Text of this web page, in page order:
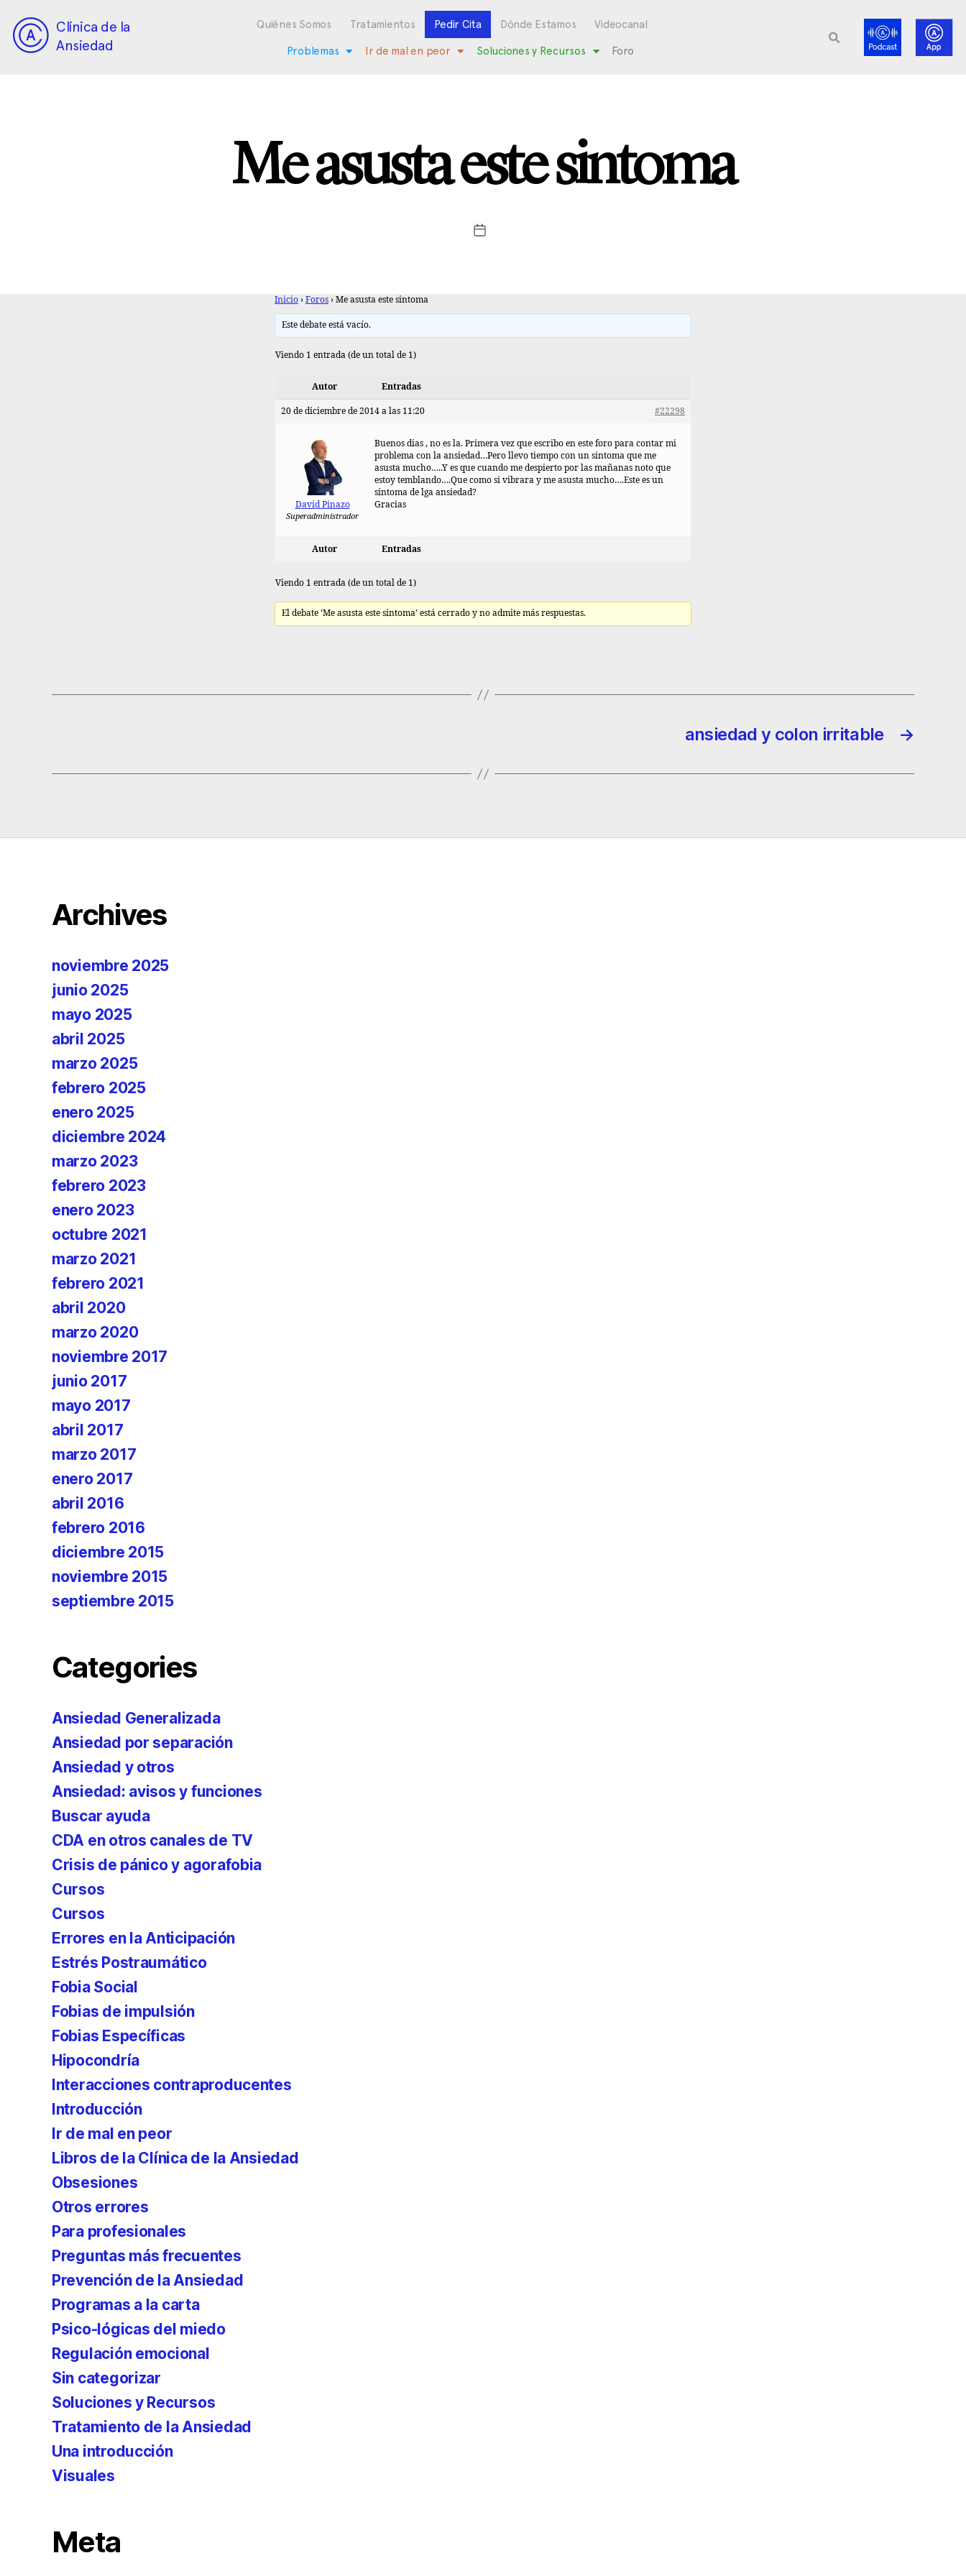
Clínica de la
Ansiedad
Quiénes Somos Tratamientos Pedir Cita Dónde Estamos Videocanal
Problemas Ir de mal en peor Soluciones y Recursos Foro
Me asusta este sintoma
Inicio › Foros › Me asusta este sintoma
Este debate está vacío.
Viendo 1 entrada (de un total de 1)
Autor Entradas
20 de diciembre de 2014 a las 11:20 #22298
David Pinazo
Superadministrador
Buenos dias , no es la. Primera vez que escribo en este foro para contar mi
problema con la ansiedad…Pero llevo tiempo con un sintoma que me
asusta mucho…..Y es que cuando me despierto por las mañanas noto que
estoy temblando….Que como si vibrara y me asusta mucho….Este es un
sintoma de lga ansiedad?
Gracias
Autor Entradas
Viendo 1 entrada (de un total de 1)
El debate ‘Me asusta este sintoma’ está cerrado y no admite más respuestas.
→
ansiedad y colon irritable
Archives
noviembre 2025
junio 2025
mayo 2025
abril 2025
marzo 2025
febrero 2025
enero 2025
diciembre 2024
marzo 2023
febrero 2023
enero 2023
octubre 2021
marzo 2021
febrero 2021
abril 2020
marzo 2020
noviembre 2017
junio 2017
mayo 2017
abril 2017
marzo 2017
enero 2017
abril 2016
febrero 2016
diciembre 2015
noviembre 2015
septiembre 2015
Categories
Ansiedad Generalizada
Ansiedad por separación
Ansiedad y otros
Ansiedad: avisos y funciones
Buscar ayuda
CDA en otros canales de TV
Crisis de pánico y agorafobia
Cursos
Cursos
Errores en la Anticipación
Estrés Postraumático
Fobia Social
Fobias de impulsión
Fobias Específicas
Hipocondría
Interacciones contraproducentes
Introducción
Ir de mal en peor
Libros de la Clínica de la Ansiedad
Obsesiones
Otros errores
Para profesionales
Preguntas más frecuentes
Prevención de la Ansiedad
Programas a la carta
Psico-lógicas del miedo
Regulación emocional
Sin categorizar
Soluciones y Recursos
Tratamiento de la Ansiedad
Una introducción
Visuales
Meta